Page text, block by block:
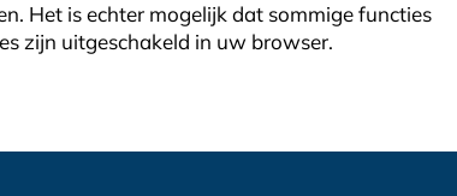
Het is echter mogelijk dat sommige functies
zijn uitgeschakeld in uw browser.